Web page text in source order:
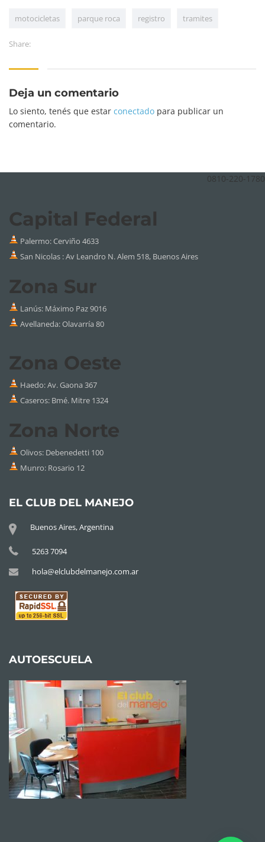
motocicletas parque roca registro tramites
Share:
Deja un comentario
Lo siento, tenés que estar conectado para publicar un
comentario.
Capital Federal
Palermo:Cerviño 4633
San Nicolas : Av Leandro N. Alem 518, Buenos Aires
Zona Sur
Lanús: Máximo Paz 9016
Avellaneda: Olavarría 80
Zona Oeste
Haedo: Av. Gaona 367
Caseros: Bmé. Mitre 1324
Zona Norte
Olivos: Debenedetti 100
Munro: Rosario 12
EL CLUB DEL MANEJO
Buenos Aires, Argentina
5263 7094
hola@elclubdelmanejo.com.ar
AUTOESCUELA
0810-220-1780